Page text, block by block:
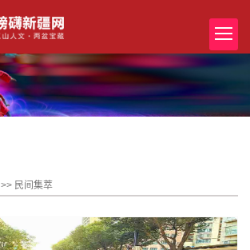
>> 民间集萃